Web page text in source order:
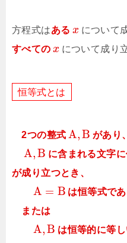
方程式はある x について
すべての x について成り
恒等式と は
2つの整式 A,B があり、
A,B に含まれる文字
が成り立つとき、
A = B は恒等式であ
または
A,B は恒等的に等し